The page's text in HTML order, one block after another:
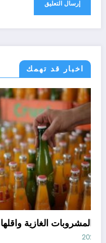
اخبار قد تهمك
مجتمع
افضل انواع المشروبات الغازية
أغسطس 10, 2026